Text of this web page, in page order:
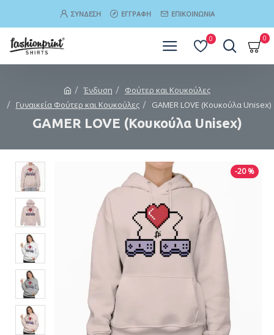
ΣΎΝΔΕΣΗ ΕΓΓΡΑΦΉ ΕΠΙΚΟΙΝΩΝΊΑ
0 0
Ένδυση
Φούτερ και Κουκούλες
Γυναικεία Φούτερ και Κουκούλες
GAMER LOVE (Κουκούλα Unisex)
GAMER LOVE (Κουκούλα Unisex)
-20 %